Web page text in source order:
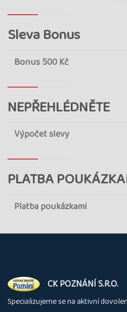
Sleva Bonus
Bonus 500 Kč
NEPŘEHLÉDNĚTE
Výpočet slevy
PLATBA
Platba poukázkami
O
nás
CK POZNÁNÍ S.R.O.
Specializujeme se na aktivní